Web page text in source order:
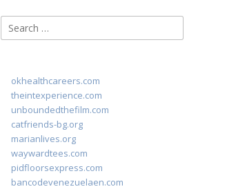
Search
for:
okhealthcareers.com
theintexperience.com
unboundedthefilm.com
catfriends-bg.org
marianlives.org
waywardtees.com
pidfloorsexpress.com
bancodevenezuelaen.com